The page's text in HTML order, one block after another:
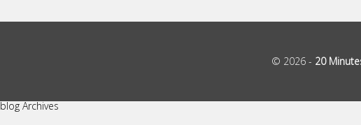
© 2026 - 20
blog Archives